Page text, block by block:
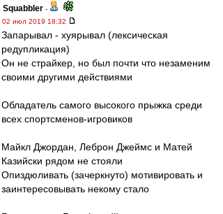
Squabbler -
02 июл 2019 18:32
Запарывал - хуярывал (лексическая
редупликация)
Он не страйкер, но был почти что незаменим
своими другими действиями
Обладатель самого высокого прыжка среди
всех спортсменов-игровиков
Майкл Джордан, Леброн Джеймс и Матей
Казийски рядом не стояли
Опиздюливать (зачеркнуто) мотивировать и
заинтересовывать некому стало